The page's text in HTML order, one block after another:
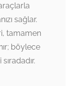
sağlar.
tamamen
böylece